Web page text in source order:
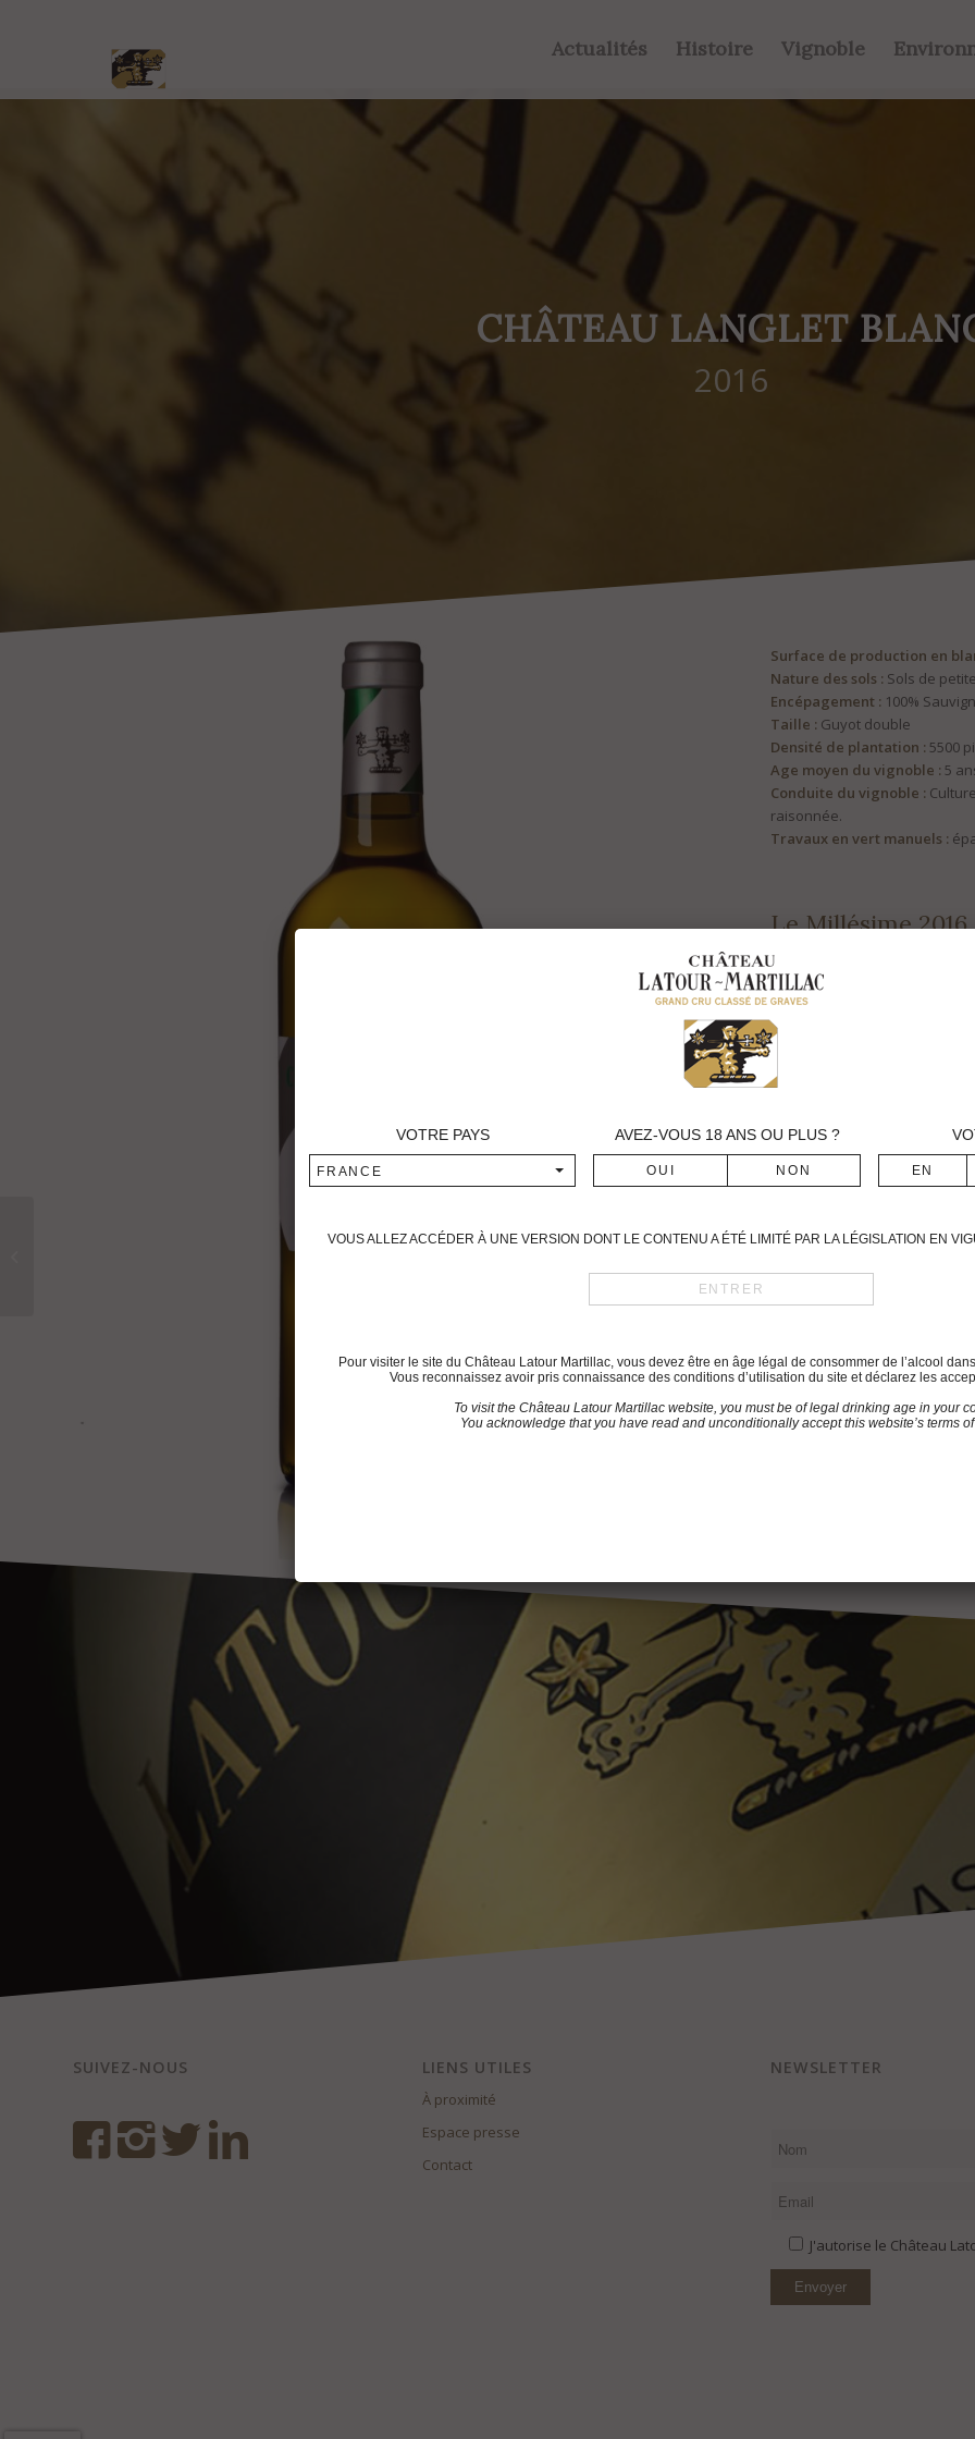
Actualités Histoire Vignoble
CHÂTEAU LANGLET
2016
Surface de production en
Nature des sols : Sols de
Encépagement : 100%
Taille : Guyot double
Densité de plantation : 5500
Age moyen du vignoble : 5
Conduite du vignoble :
raisonnée.
Travaux en vert manuels :
Le Millésime 2016
Dates des vendanges
Sauvignon Blanc : le 1er
Assemblage
100% Sauvignon Blanc
Commentaires de dégustation
Ce 2016 présente une robe
notes de fruits exotiques et
Elle présente une légère
citron. A consommer dans les
2017-2020
SUIVEZ-NOUS LIENS UTILES
À proximité
Espace presse
Contact
NEWSLETTER
J'autorise le Château
VOTRE PAYS
FRANCE
AVEZ-VOUS 18 ANS OU PLUS ?
VOUS ALLEZ ACCÉDER À UNE VERSION DONT LE CONTENU A ÉTÉ LIMITÉ PAR LA LÉGISLATION EN
Pour visiter le site du Château Latour Martillac, vous devez être en âge légal de consommer de l’alcool
Vous reconnaissez avoir pris connaissance des conditions d’utilisation du site et déclarez les
To visit the Château Latour Martillac website, you must be of legal drinking age in your
You acknowledge that you have read and unconditionally accept this website’s terms